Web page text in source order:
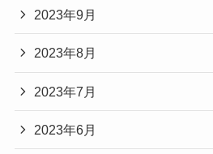
2023年9月
2023年8月
2023年7月
2023年6月